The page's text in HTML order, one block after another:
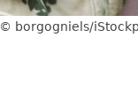
© borgogniels/